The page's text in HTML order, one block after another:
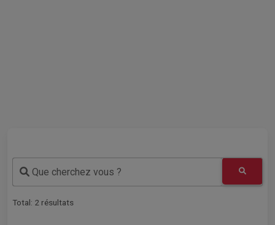
Que cherchez vous ?
Total: 2 résultats